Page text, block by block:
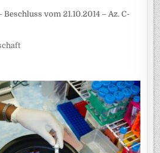
vom 21.10.2014 – Az. C-